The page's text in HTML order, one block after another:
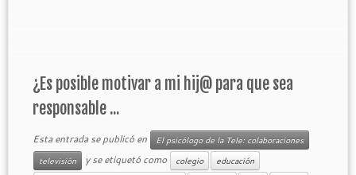
¿Es posible motivar a mi hij@ para que sea
responsable ...
Esta entrada se publicó en
El psicólogo de la Tele: colaboraciones
televisión
y se etiquetó como colegio
educación